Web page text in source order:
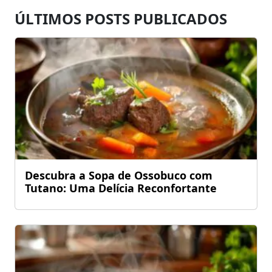
ÚLTIMOS POSTS PUBLICADOS
Descubra a Sopa de Ossobuco com
Tutano: Uma Delícia Reconfortante